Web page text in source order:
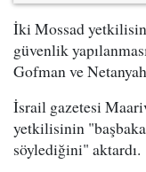
İki Mossad
güvenlik
Gofman ve
İsrail gazetesi
yetkilisinin
söylediğini" aktardı.